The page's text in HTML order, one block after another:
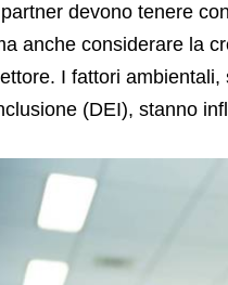
devono tenere
anche considerare la
I fattori
(DEI), stanno